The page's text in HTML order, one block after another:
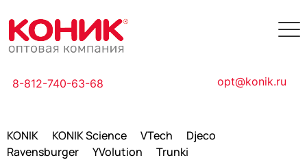
8-812-740-63-68 opt@konik.ru
KONIK KONIK Science VTech
Djeco
Ravensburger
YVolution Trunki